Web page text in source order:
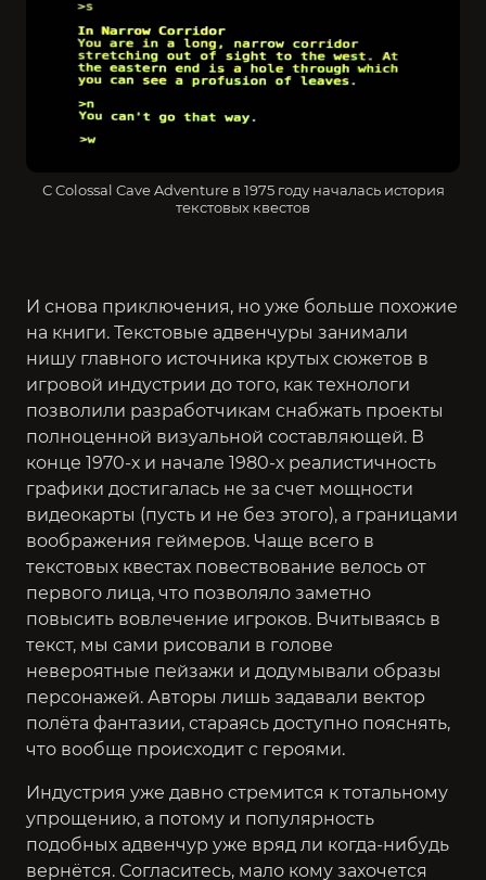
С Colossal Cave Adventure в 1975 году началась история
текстовых квестов
И снова приключения, но уже больше похожие
на книги. Текстовые адвенчуры занимали
нишу главного источника крутых сюжетов в
игровой индустрии до того, как технологи
позволили разработчикам снабжать проекты
полноценной визуальной составляющей. В
конце 1970-х и начале 1980-х реалистичность
графики достигалась не за счет мощности
видеокарты (пусть и не без этого), а границами
воображения геймеров. Чаще всего в
текстовых квестах повествование велось от
первого лица, что позволяло заметно
повысить вовлечение игроков. Вчитываясь в
текст, мы сами рисовали в голове
невероятные пейзажи и додумывали образы
персонажей. Авторы лишь задавали вектор
полёта фантазии, стараясь доступно пояснять,
что вообще происходит с героями.
Индустрия уже давно стремится к тотальному
упрощению, а потому и популярность
подобных адвенчур уже вряд ли когда-нибудь
вернётся. Согласитесь, мало кому захочется